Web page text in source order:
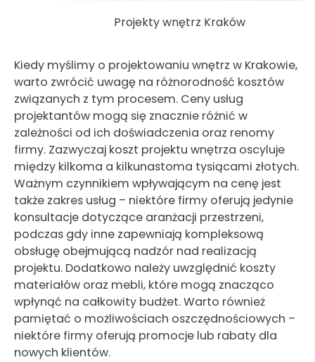
Projekty wnętrz Kraków
Kiedy myślimy o projektowaniu wnętrz w Krakowie,
warto zwrócić uwagę na różnorodność kosztów
związanych z tym procesem. Ceny usług
projektantów mogą się znacznie różnić w
zależności od ich doświadczenia oraz renomy
firmy. Zazwyczaj koszt projektu wnętrza oscyluje
między kilkoma a kilkunastoma tysiącami złotych.
Ważnym czynnikiem wpływającym na cenę jest
także zakres usług – niektóre firmy oferują jedynie
konsultacje dotyczące aranżacji przestrzeni,
podczas gdy inne zapewniają kompleksową
obsługę obejmującą nadzór nad realizacją
projektu. Dodatkowo należy uwzględnić koszty
materiałów oraz mebli, które mogą znacząco
wpłynąć na całkowity budżet. Warto również
pamiętać o możliwościach oszczędnościowych –
niektóre firmy oferują promocje lub rabaty dla
nowych klientów.